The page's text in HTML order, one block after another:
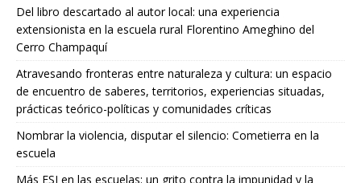
Del libro descartado al autor local: una experiencia
extensionista en la escuela rural Florentino Ameghino del
Cerro Champaquí
Atravesando fronteras entre naturaleza y cultura: un espacio
de encuentro de saberes, territorios, experiencias situadas,
prácticas teórico-políticas y comunidades críticas
Nombrar la violencia, disputar el silencio: Cometierra en la
escuela
Más ESI en las escuelas: un grito contra la impunidad y la